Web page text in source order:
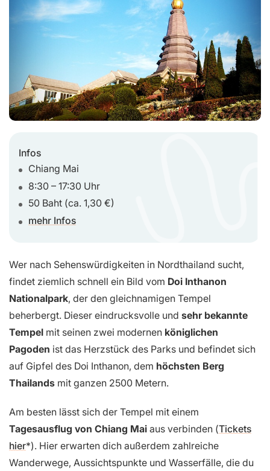
Infos
Chiang Mai
8:30 – 17:30 Uhr
50 Baht (ca. 1,30 €)
mehr Infos
Wer nach Sehenswürdigkeiten in Nordthailand sucht,
findet ziemlich schnell ein Bild vom Doi Inthanon
Nationalpark, der den gleichnamigen Tempel
beherbergt. Dieser eindrucksvolle und sehr bekannte
Tempel mit seinen zwei modernen königlichen
Pagoden ist das Herzstück des Parks und befindet sich
auf Gipfel des Doi Inthanon, dem höchsten Berg
Thailands mit ganzen 2500 Metern.
Am besten lässt sich der Tempel mit einem
Tagesausflug von Chiang Mai aus verbinden (Tickets
hier ). Hier erwarten dich außerdem zahlreiche
Wanderwege, Aussichtspunkte und Wasserfälle, die du